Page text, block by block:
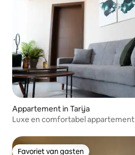
Appartement in Tarija
Luxe en comfortabel appartement
Favoriet van gasten